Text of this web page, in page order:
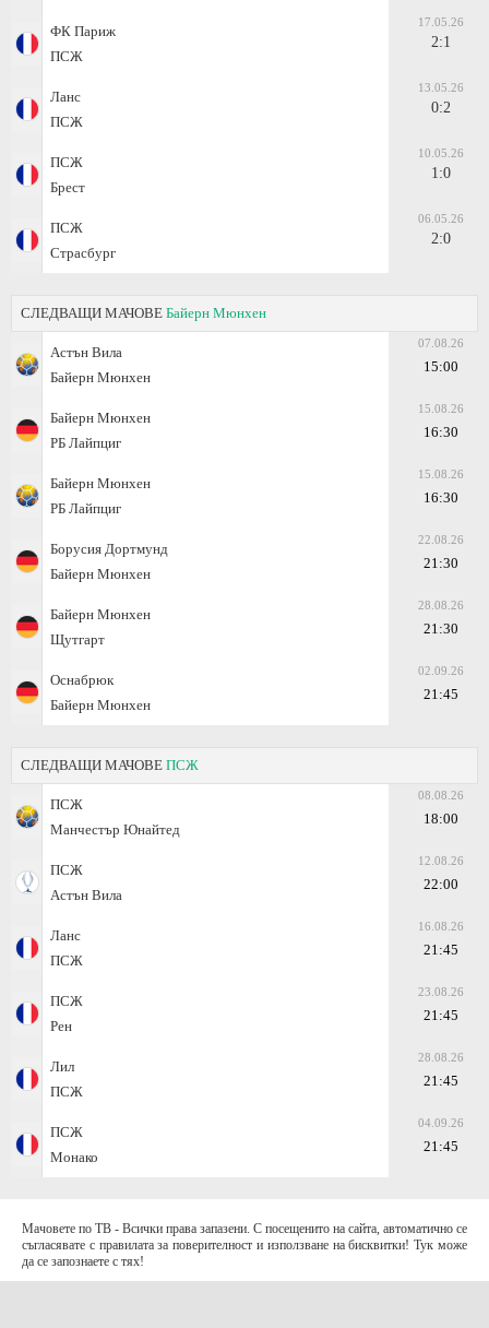
ФК Париж
ПСЖ
17.05.26
2:1
Ланс
ПСЖ
13.05.26
0:2
ПСЖ
Брест
10.05.26
1:0
ПСЖ
Страсбург
06.05.26
2:0
СЛЕДВАЩИ МАЧОВЕ Байерн Мюнхен
Астън Вила
Байерн Мюнхен
07.08.26
15:00
Байерн Мюнхен
РБ Лайпциг
15.08.26
16:30
Байерн Мюнхен
РБ Лайпциг
15.08.26
16:30
Борусия Дортмунд
Байерн Мюнхен
22.08.26
21:30
Байерн Мюнхен
Щутгарт
28.08.26
21:30
Оснабрюк
Байерн Мюнхен
02.09.26
21:45
СЛЕДВАЩИ МАЧОВЕ ПСЖ
ПСЖ
Манчестър Юнайтед
08.08.26
18:00
ПСЖ
Астън Вила
12.08.26
22:00
Ланс
ПСЖ
16.08.26
21:45
ПСЖ
Рен
23.08.26
21:45
Лил
ПСЖ
28.08.26
21:45
ПСЖ
Монако
04.09.26
21:45
Мачовете по ТВ - Всички права запазени. С посещенито на сайта, автоматично се
съгласявате с правилата за поверителност и използване на бисквитки! Тук може
да се запознаете с тях!